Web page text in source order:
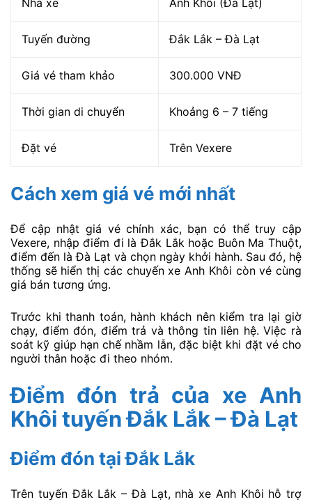
Nhà xe Anh Khôi (Đà Lạt)
Tuyến đường Đắk Lắk – Đà Lạt
Giá vé tham khảo 300.000 VNĐ
Thời gian di chuyển Khoảng 6 – 7 tiếng
Đặt vé Trên Vexere
Cách xem giá vé mới nhất
Để cập nhật giá vé chính xác, bạn có thể truy cập
Vexere, nhập điểm đi là Đắk Lắk hoặc Buôn Ma Thuột,
điểm đến là Đà Lạt và chọn ngày khởi hành. Sau đó, hệ
thống sẽ hiển thị các chuyến xe Anh Khôi còn vé cùng
giá bán tương ứng.
Trước khi thanh toán, hành khách nên kiểm tra lại giờ
chạy, điểm đón, điểm trả và thông tin liên hệ. Việc rà
soát kỹ giúp hạn chế nhầm lẫn, đặc biệt khi đặt vé cho
người thân hoặc đi theo nhóm.
Điểm đón trả của xe Anh
Khôi tuyến Đắk Lắk – Đà Lạt
Điểm đón tại Đắk Lắk
Trên tuyến Đắk Lắk – Đà Lạt, nhà xe Anh Khôi hỗ trợ